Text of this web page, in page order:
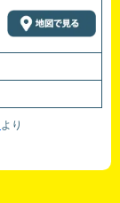
より